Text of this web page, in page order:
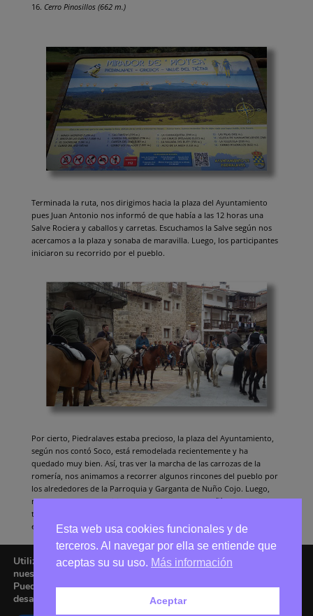
Cerro Pinosillos (662 m.)
Terminada la ruta, nos dirigimos hacia la plaza del Ayuntamiento
pues Juan Antonio nos informó de que había a las 12 horas una
Salve Rociera y caballos y carretas. Escuchamos la Salve según nos
acercamos a la plaza y sonaba de maravilla. Luego, los participantes
iniciaron su recorrido por el pueblo.
Por cierto, Piedralaves estaba precioso, la plaza del Ayuntamiento,
según nos contó Soco, está remodelada recientemente y ha
quedado muy bien. Así, tras ver la marcha de las carrozas de la
romería, nos animamos a recorrer algunos rincones del pueblo por
los alrededores de la Parroquia y Garganta de Nuño Cojo. Luego,
nos tomamos un aperitivo y con tan buena compañía nos dieron las
tres de la tarde, hora muy decente para dar por terminada la
excursión.
Utilizamos cookies para ofrecerte la mejor experiencia en
nuestra web.
Puedes aprender más sobre qué cookies utilizamos o
desactivarlas en los
Esta web usa cookies funcionales y de
terceros. Al navegar por ella se entiende que
aceptas su su uso. Más información
Aceptar